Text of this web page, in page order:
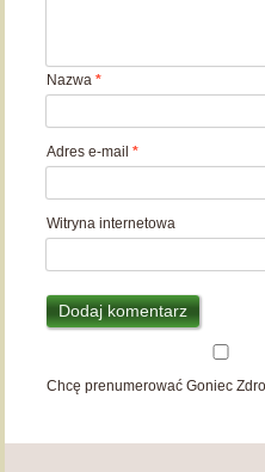
Nazwa*
Adres e-mail*
Witryna internetowa
Chcę prenumerować Goniec